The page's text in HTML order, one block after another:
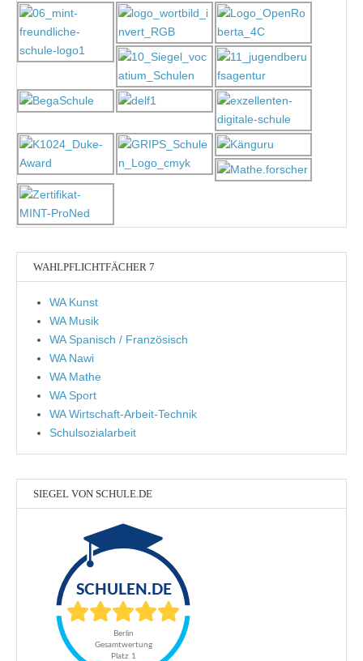
WAHLPFLICHTFÄCHER 7
WA Kunst
WA Musik
WA Spanisch / Französisch
WA Nawi
WA Mathe
WA Sport
WA Wirtschaft-Arbeit-Technik
Schulsozialarbeit
SIEGEL VON SCHULE.DE